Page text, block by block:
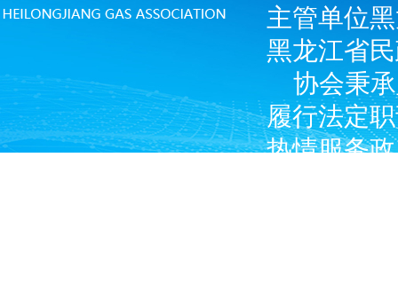
主管单位
黑龙江省
协会秉
履行法定
热情服务